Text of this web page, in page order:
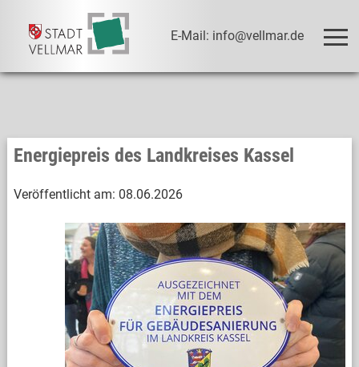
E-Mail: info@vellmar.de
Energiepreis des Landkreises Kassel
Veröffentlicht am: 08.06.2026